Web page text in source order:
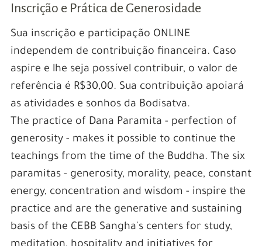
Inscrição e Prática de Generosidade
Sua inscrição e participação ONLINE
independem de contribuição financeira. Caso
aspire e lhe seja possível contribuir, o valor de
referência é R$30,00. Sua contribuição apoiará
as atividades e sonhos da Bodisatva.
The practice of Dana Paramita - perfection of
generosity - makes it possible to continue the
teachings from the time of the Buddha. The six
paramitas - generosity, morality, peace, constant
energy, concentration and wisdom - inspire the
practice and are the generative and sustaining
basis of the CEBB Sangha's centers for study,